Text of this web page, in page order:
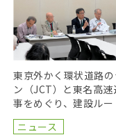
東京外かく環状道路
ン（JCT）と東名高
事をめぐり、建設ル
しを求めている裁判
ニュース